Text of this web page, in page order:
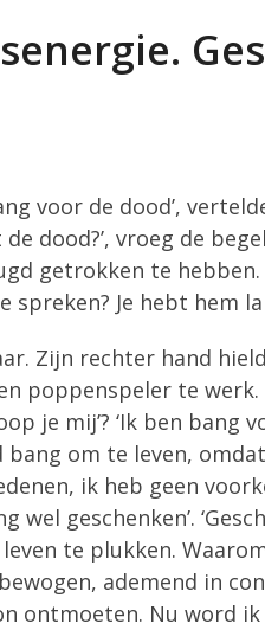
voor de dood’,
de dood?’, vroeg de
getrokken te
Je hebt hem
Zijn rechter hand
poppenspeler te
je mij’? ‘Ik ben
bang om te leven,
ik heb geen
geschenken’.
te plukken.
ademend in
Nu word ik